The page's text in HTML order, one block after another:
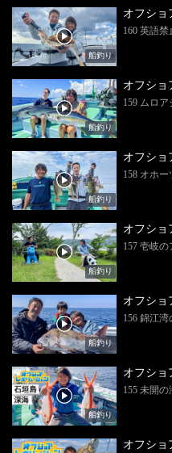
船釣り
オフショ
160 英語
船釣り
オフショ
159 ムロ
船釣り
オフショ
158 オホ
船釣り
オフショ
157 壱岐
船釣り
オフショ
156 錦江
船釣り
オフショ
155 未開
オフショ